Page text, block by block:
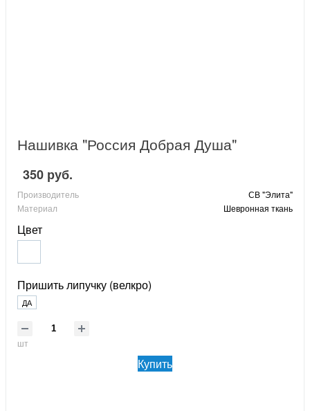
Нашивка "Россия Добрая Душа"
350 руб.
Производитель
СВ "Элита"
Материал
Шевронная ткань
Цвет
Пришить липучку (велкро)
ДА
шт
Купить